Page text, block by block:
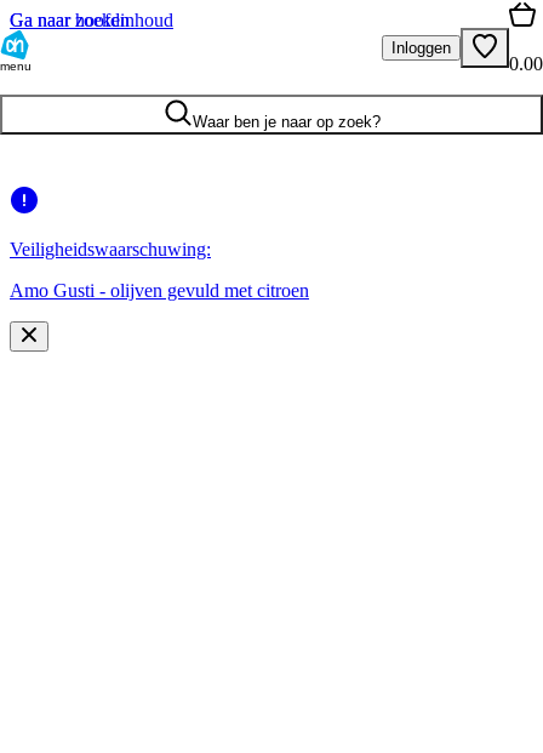
Ga naar hoofdinhoud
Ga naar zoeken
menu
Inloggen
0.00
Waar ben je naar op zoek?
Veiligheidswaarschuwing:
Amo Gusti - olijven gevuld met citroen